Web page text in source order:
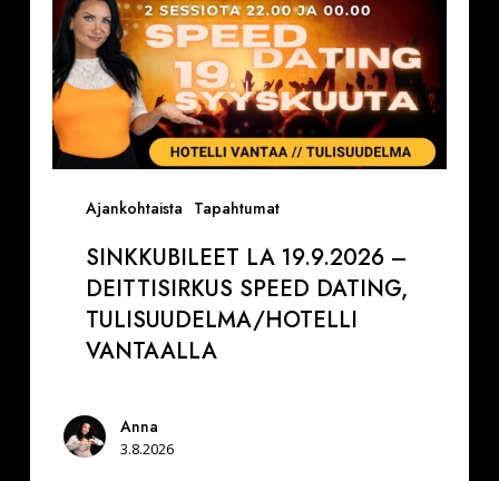
Ajankohtaista Tapahtumat
Vantaalla
SINKKUBILEET LA 19.9.2026 –
DEITTISIRKUS SPEED DATING,
TULISUUDELMA/HOTELLI
VANTAALLA
Anna
3.8.2026